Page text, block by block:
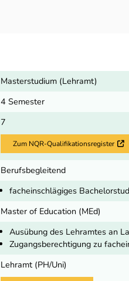
Masterstudium (Lehramt)
4 Semester
7
Zum NQR-Qualifikationsregister
Berufsbegleitend
facheinschlägiges
Master of Education (MEd)
Ausübung des Lehramtes an
Zugangsberechtigung zu
Lehramt (PH/Uni)